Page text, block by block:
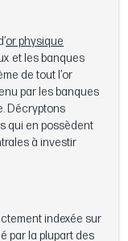
or physique
et les banques
de tout l’or
par les banques
Décryptons
qui en possèdent
à investir
indexée sur
par la plupart des